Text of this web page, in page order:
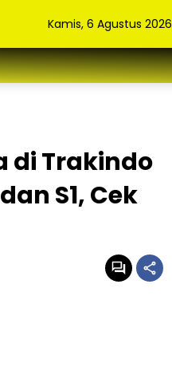
Kamis, 6 Agustus 2026
di Trakindo
S1, Cek